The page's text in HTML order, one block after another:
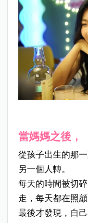
當媽媽之後，
從孩子出生的那
另一個人轉。
每天的時間被切
走，每天都在照
最後才發現，自